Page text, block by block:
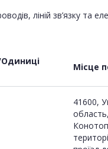
ліній зв’язку та
Одиниці
Місце
41600,